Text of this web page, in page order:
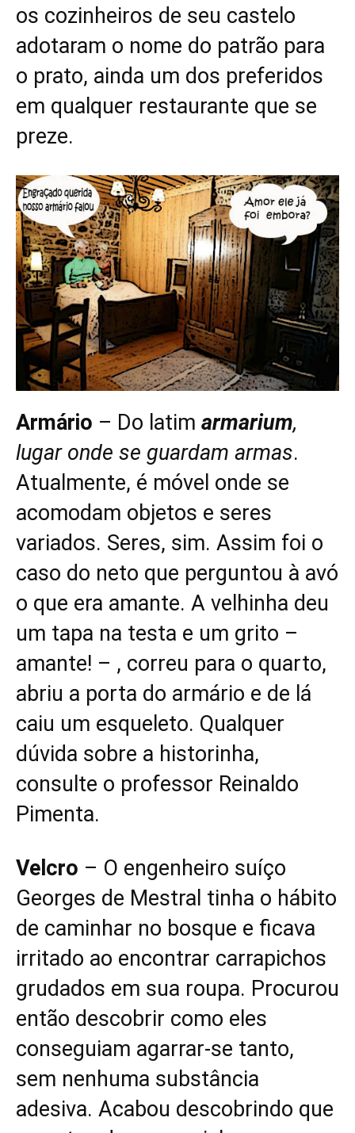
os cozinheiros de seu castelo
adotaram o nome do patrão para
o prato, ainda um dos preferidos
em qualquer restaurante que se
preze.
Armário – Do latim armarium,
lugar onde se guardam armas.
Atualmente, é móvel onde se
acomodam objetos e seres
variados. Seres, sim. Assim foi o
caso do neto que perguntou à avó
o que era amante. A velhinha deu
um tapa na testa e um grito –
amante! – , correu para o quarto,
abriu a porta do armário e de lá
caiu um esqueleto. Qualquer
dúvida sobre a historinha,
consulte o professor Reinaldo
Pimenta.
Velcro – O engenheiro suíço
Georges de Mestral tinha o hábito
de caminhar no bosque e ficava
irritado ao encontrar carrapichos
grudados em sua roupa. Procurou
então descobrir como eles
conseguiam agarrar-se tanto,
sem nenhuma substância
adesiva. Acabou descobrindo que